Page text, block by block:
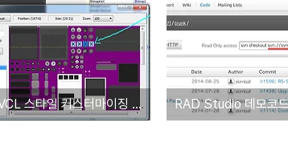
VCL 스타일 커스터마이징 하는 방법